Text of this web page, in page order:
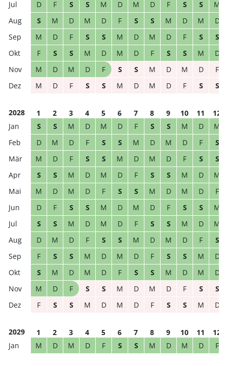
D F S S M D M D F S S
M
S
M D M D F S S M D M
D
M
D F S S M D M D F S
S
F
S S M D M D F S S M
D
M
D M D F S S M D M D
F
M
D F S S M D M D F S S
2028 1 2 3 4 5 6 7 8 9 10 11
12
S
S M D M D F S S M D
M
D
M D F S S M D M D F
S
M
D F S S M D M D F S
S
S
S M D M D F S S M D
M
M
D M D F S S M D M D
F
D
F S S M D M D F S S
M
S
S M D M D F S S M D
M
D
M D F S S M D M D F
S
F
S S M D M D F S S M
D
S
M D M D F S S M D M
D
M
D F S S M D M D F S
S
F
S S M D M D F S S M D
2029 1 2 3 4 5 6 7 8 9 10 11
12
M
D M D F S S M D M D F